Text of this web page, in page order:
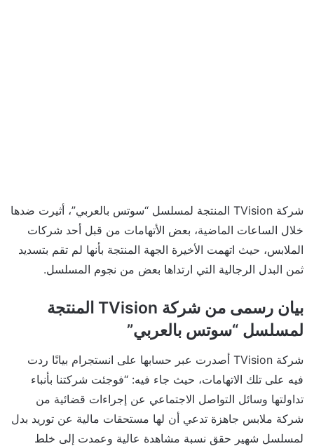
شركة TVision المنتجة لمسلسل “سوتس بالعربي”، أثيرت ضدها
خلال الساعات الماضية، بعض الأتهامات من قبل أحد شركات
الملابس، حيث اتهمت الأخيرة الجهة المنتجة بأنها لم تقم بتسديد
ثمن البدل الرجالية التي ارتداها بعض من نجوم المسلسل.
بيان رسمى من شركة TVision المنتجة
لمسلسل “سوتس بالعربي”
شركة TVision أصدرت عبر حسابها على انستجرام بيانًا ردت
فيه على تلك الاتهامات، حيث جاء فيه: “فوجئت شركتنا بأنباء
تداولتها وسائل التواصل الاجتماعي عن إجراءات قضائية من
شركة ملابس جاهزة تدعي أن لها مستحقات مالية عن توريد بدل
لمسلسل شهير حقق نسبة مشاهدة عالية وعمدت إلى خلط